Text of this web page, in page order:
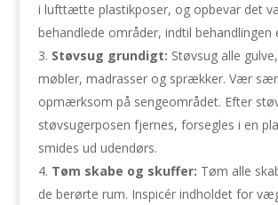
i lufttætte plastikposer, og opbevar det
behandlede områder, indtil behandlingen
Støvsug grundigt: Støvsug alle
møbler, madrasser og sprækker. Vær
opmærksom på sengeområdet. Efter
støvsugerposen fjernes, forsegles i en
smides ud udendørs.
Tøm skabe og skuffer: Tøm alle
de berørte rum. Inspicér indholdet for